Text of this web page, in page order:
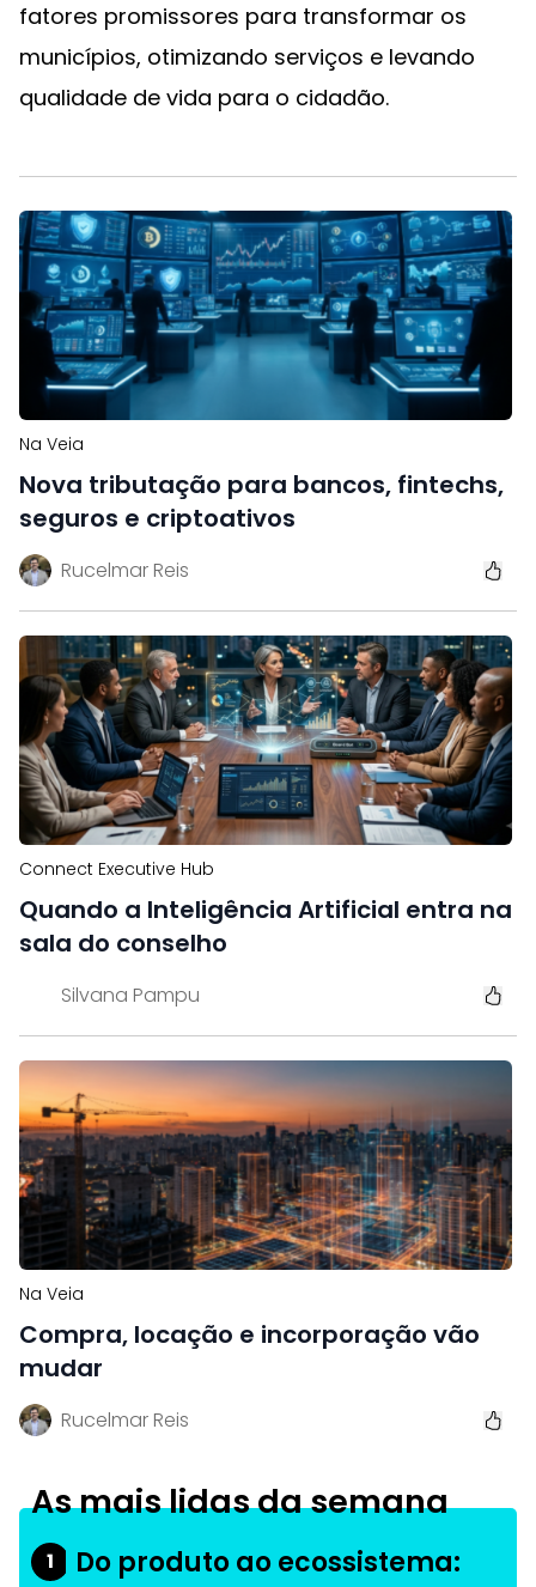
fatores promissores para transformar os
municípios, otimizando serviços e levando
qualidade de vida para o cidadão.
Na Veia
Nova tributação para bancos, fintechs,
seguros e criptoativos
Rucelmar Reis
Connect Executive Hub
Quando a Inteligência Artificial entra na
sala do conselho
Silvana Pampu
Na Veia
Compra, locação e incorporação vão
mudar
Rucelmar Reis
As mais lidas da semana
1
Do produto ao ecossistema: